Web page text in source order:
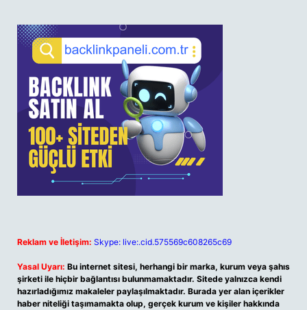
Reklam ve İletişim: Skype: live:.cid.575569c608265c69
Yasal Uyarı: Bu internet sitesi, herhangi bir marka, kurum veya şahıs
şirketi ile hiçbir bağlantısı bulunmamaktadır. Sitede yalnızca kendi
hazırladığımız makaleler paylaşılmaktadır. Burada yer alan içerikler
haber niteliği taşımamakta olup, gerçek kurum ve kişiler hakkında